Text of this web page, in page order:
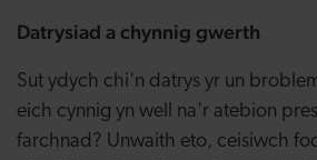
Datrysiad a chynnig gwerth
Sut ydych chi'n datrys yr un
eich cynnig yn well na'r atebion
farchnad? Unwaith eto, ceisiwch